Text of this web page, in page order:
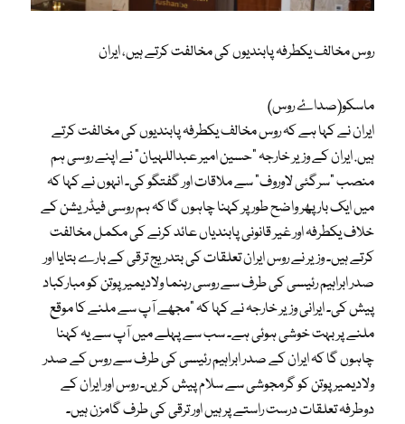
روس مخالف یکطرفہ پابندیوں کی مخالفت کرتے ہیں، ایران
ماسکو(صداۓ روس)
ایران نے کہا ہے کہ روس مخالف یکطرفہ پابندیوں کی مخالفت کرتے
ہیں. ایران کے وزیر خارجہ “حسین امیر عبداللہیان” نے اپنے روسی ہم
منصب “سرگئی لاوروف” سے ملاقات اور گفتگو کی۔ انہوں نے کہا کہ
میں ایک بار پھر واضح طور پر کہنا چاہوں گا کہ ہم روسی فیڈریشن کے
خلاف یکطرفہ اور غیر قانونی پابندیاں عائد کرنے کی مکمل مخالفت
کرتے ہیں۔ وزیر نے روس ایران تعلقات کی بتدریج ترقی کے بارے بتایا اور
صدر ابراہیم رئیسی کی طرف سے روسی رہنما ولادیمیر پوتن کو مبارکباد
پیش کی۔ ایرانی وزیر خارجہ نے کہا کہ “مجھے آپ سے ملنے کا موقع
ملنے پر بہت خوشی ہوئی ہے۔ سب سے پہلے میں آپ سے یہ کہنا
چاہوں گا کہ ایران کے صدر ابراہیم رئیسی کی طرف سے روس کے صدر
ولادیمیر پوتن کو گرمجوشی سے سلام پیش کریں۔ روس اور ایران کے
دوطرفہ تعلقات درست راستے پر ہیں اور ترقی کی طرف گامزن ہیں۔